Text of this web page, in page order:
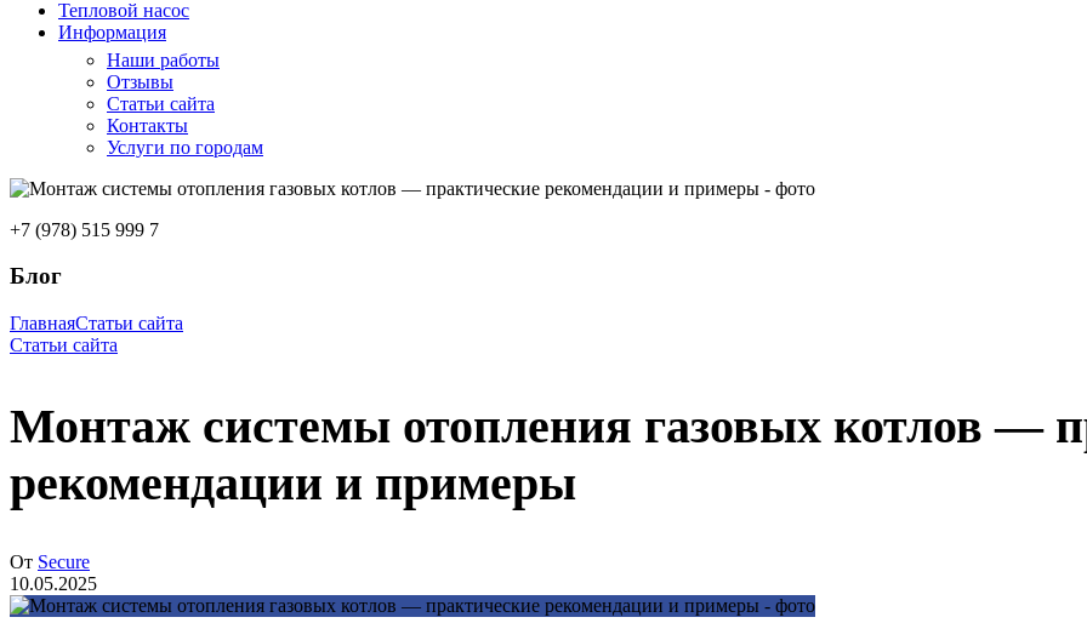
Тепловой насос
Информация
Наши работы
Отзывы
Статьи сайта
Контакты
Услуги по городам
+7 (978) 515 999 7
Блог
ГлавнаяСтатьи сайта
Статьи сайта
Монтаж системы отопления газовых котлов —
рекомендации и примеры
От Secure
10.05.2025